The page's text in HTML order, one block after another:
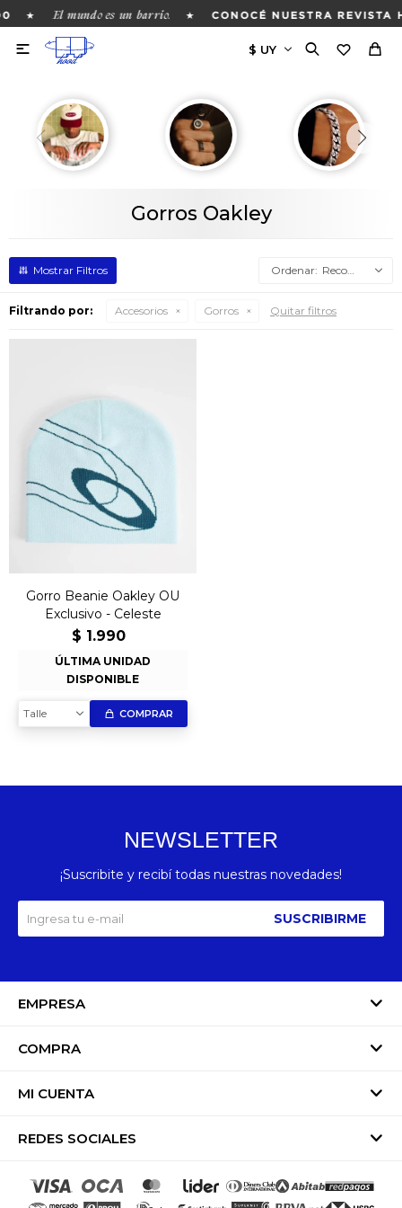
★ El mundo es un barrio. ★ CONOCÉ NUESTRA REVISTA

Gorros Oakley
Recomendados
Filtrando por: Accesorios Gorros Quitar filtros
Gorro Beanie Oakley OU
Exclusivo - Celeste
$ 1.990
ÚLTIMA UNIDAD
DISPONIBLE
Talle COMPRAR
EMPRESA
COMPRA
MI CUENTA
REDES SOCIALES
NEWSLETTER
¡Suscribite y recibí todas nuestras novedades!
SUSCRIBIRME